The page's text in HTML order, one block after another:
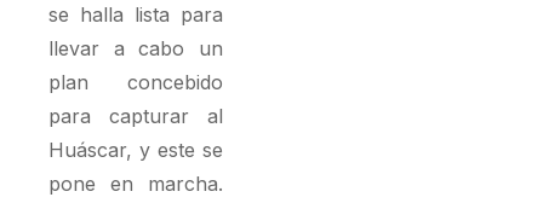
se halla lista para
llevar a cabo un
plan concebido
para capturar al
Huáscar, y este se
pone en marcha.